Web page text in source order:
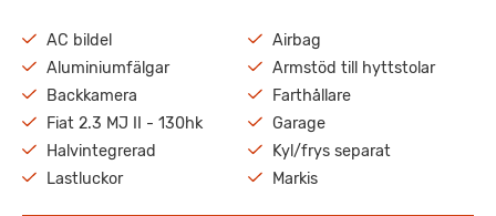
AC bildel
Airbag
Aluminiumfälgar
Armstöd till hyttstolar
Backkamera
Farthållare
Fiat 2.3 MJ II - 130hk
Garage
Halvintegrerad
Kyl/frys separat
Lastluckor
Markis